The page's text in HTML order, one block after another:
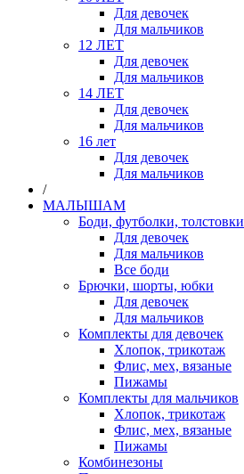
Для девочек
Для мальчиков
12 ЛЕТ
Для девочек
Для мальчиков
14 ЛЕТ
Для девочек
Для мальчиков
16 лет
Для девочек
Для мальчиков
/
МАЛЫШАМ
Боди, футболки, толстовки
Для девочек
Для мальчиков
Все боди
Брючки, шорты, юбки
Для девочек
Для мальчиков
Комплекты для девочек
Хлопок, трикотаж
Флис, мех, вязаные
Пижамы
Комплекты для мальчиков
Хлопок, трикотаж
Флис, мех, вязаные
Пижамы
Комбинезоны